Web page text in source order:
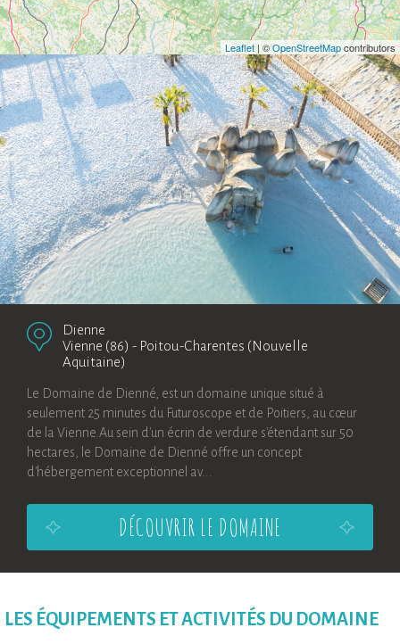
Leaflet | ©OpenStreetMapcontributors
Dienne
Vienne (86) - Poitou-Charentes (Nouvelle
Aquitaine)
Le Domaine de Dienné, est un domaine unique situé à
seulement 25 minutes du Futuroscope et de Poitiers, au cœur
de la Vienne.Au sein d'un écrin de verdure s'étendant sur 50
hectares, le Domaine de Dienné offre un concept
d'hébergement exceptionnel av...
DÉCOUVRIR LE DOMAINE
LES ÉQUIPEMENTS ET ACTIVITÉS DU DOMAINE